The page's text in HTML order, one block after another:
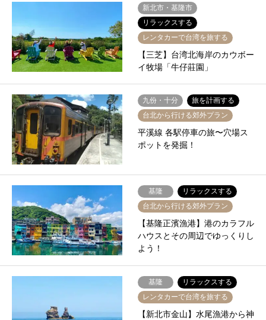
新北市・基隆市
リラックスする
レンタカーで台湾を旅する
【三芝】台湾北海岸のカウボー
イ牧場「牛仔莊園」
九份・十分
旅を計画する
台北から行ける郊外プラン
平溪線 各駅停車の旅〜穴場ス
ポットを発掘！
基隆
リラックスする
台北から行ける郊外プラン
【基隆正濱漁港】港のカラフル
ハウスとその周辺でゆっくりし
よう！
基隆
リラックスする
レンタカーで台湾を旅する
【新北市金山】水尾漁港から神